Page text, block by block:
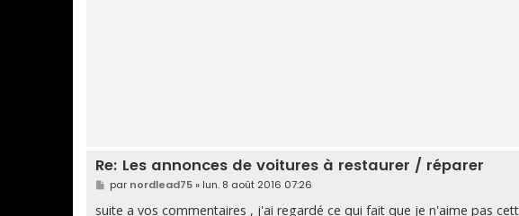
Re: Les annonces de voitures à restaurer / réparer
M
e
s
par nordlead75» lun. 8 août 2016 07:26
suite a vos commentaires , j'ai regardé ce qui fait que je n'aime pas